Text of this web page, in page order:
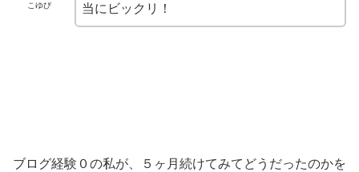
こゆび
当にビックリ！
ブログ経験０の私が、５ヶ月続けてみてどうだったのかを